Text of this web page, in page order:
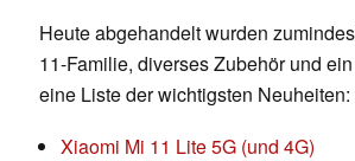
Heute abgehandelt wurden
11-Familie, diverses Zubehör und
eine Liste der wichtigsten Neuheiten:
Xiaomi Mi 11 Lite 5G (und 4G)